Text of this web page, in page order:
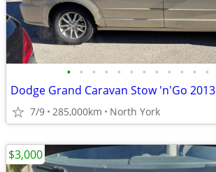
• • • • • • • • • • • •
Dodge Grand Caravan Stow 'n'Go 2013
7/9 285,000km North York
$3,000